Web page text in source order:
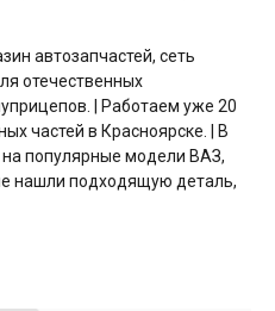
автозапчастей, сеть
отечественных
| Работаем уже 20
частей в Красноярске. | В
популярные модели ВАЗ,
нашли подходящую деталь,